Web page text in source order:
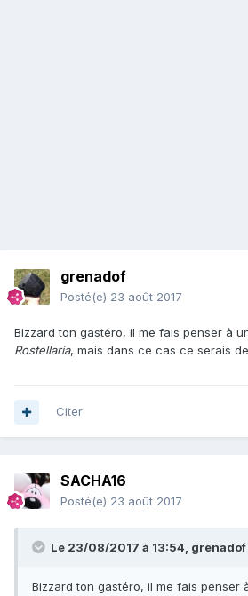
grenadof
Posté(e) 23 août 2017
Bizzard ton gastéro, il me fais penser à
Rostellaria, mais dans ce cas ce serais
Citer
SACHA16
Posté(e) 23 août 2017
Le 23/08/2017 à 13:54, grenadof
Bizzard ton gastéro, il me fais penser